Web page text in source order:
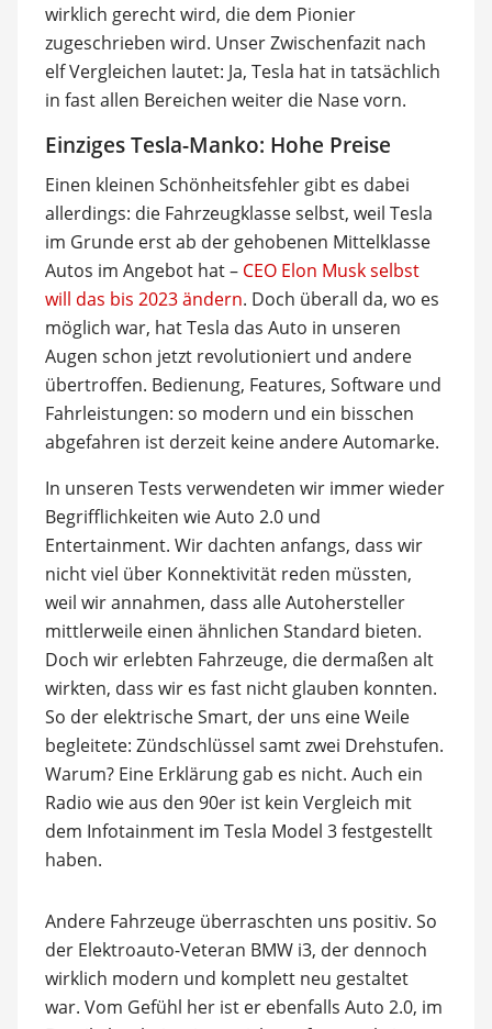
wirklich gerecht wird, die dem Pionier
zugeschrieben wird. Unser Zwischenfazit nach
elf Vergleichen lautet: Ja, Tesla hat in tatsächlich
in fast allen Bereichen weiter die Nase vorn.
Einziges Tesla-Manko: Hohe Preise
Einen kleinen Schönheitsfehler gibt es dabei
allerdings: die Fahrzeugklasse selbst, weil Tesla
im Grunde erst ab der gehobenen Mittelklasse
Autos im Angebot hat – CEO Elon Musk selbst
will das bis 2023 ändern. Doch überall da, wo es
möglich war, hat Tesla das Auto in unseren
Augen schon jetzt revolutioniert und andere
übertroffen. Bedienung, Features, Software und
Fahrleistungen: so modern und ein bisschen
abgefahren ist derzeit keine andere Automarke.
In unseren Tests verwendeten wir immer wieder
Begrifflichkeiten wie Auto 2.0 und
Entertainment. Wir dachten anfangs, dass wir
nicht viel über Konnektivität reden müssten,
weil wir annahmen, dass alle Autohersteller
mittlerweile einen ähnlichen Standard bieten.
Doch wir erlebten Fahrzeuge, die dermaßen alt
wirkten, dass wir es fast nicht glauben konnten.
So der elektrische Smart, der uns eine Weile
begleitete: Zündschlüssel samt zwei Drehstufen.
Warum? Eine Erklärung gab es nicht. Auch ein
Radio wie aus den 90er ist kein Vergleich mit
dem Infotainment im Tesla Model 3 festgestellt
haben.
Andere Fahrzeuge überraschten uns positiv. So
der Elektroauto-Veteran BMW i3, der dennoch
wirklich modern und komplett neu gestaltet
war. Vom Gefühl her ist er ebenfalls Auto 2.0, im